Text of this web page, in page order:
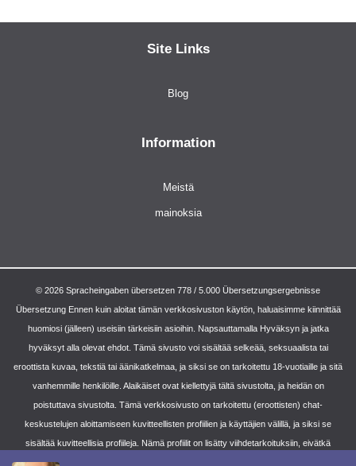
Site Links
Blog
Information
Meistä
mainoksia
© 2026 Spracheingaben übersetzen 778 / 5.000 Übersetzungsergebnisse
Übersetzung Ennen kuin aloitat tämän verkkosivuston käytön, haluaisimme kiinnittää
huomiosi (jälleen) useisiin tärkeisiin asioihin. Napsauttamalla Hyväksyn ja jatka
hyväksyt alla olevat ehdot. Tämä sivusto voi sisältää selkeää, seksuaalista tai
eroottista kuvaa, tekstiä tai äänikatkelmaa, ja siksi se on tarkoitettu 18-vuotiaille ja sitä
vanhemmille henkilöille. Alaikäiset ovat kiellettyjä tältä sivustolta, ja heidän on
poistuttava sivustolta. Tämä verkkosivusto on tarkoitettu (eroottisten) chat-
keskustelujen aloittamiseen kuvitteellisten profiilien ja käyttäjien välillä, ja siksi se
sisältää kuvitteellisia profiileja. Nämä profiilit on lisätty viihdetarkoituksiin, eivätkä
fyysiset sopimukset ole mahdollisia näiden profiilien kanssa. iii) Yksityisyys ja yleiset